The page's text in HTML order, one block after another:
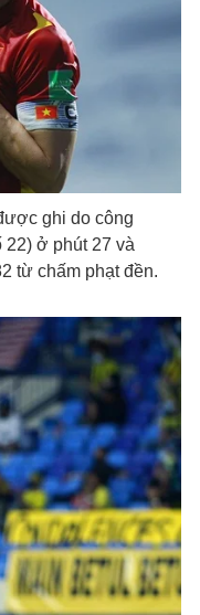
ghi do công
22) ở phút 27 và
từ chấm phạt đền.